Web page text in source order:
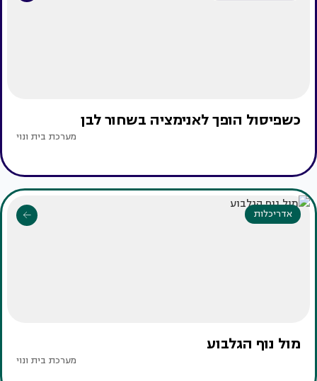
כשפיסול הופך לאנימציה בשחור לבן
מערכת בית ונוי
אדריכלות
מול נוף הגלבוע
מערכת בית ונוי